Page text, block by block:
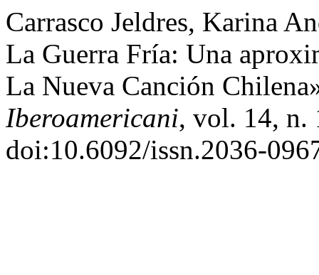
Carrasco Jeldres, Karina
La Guerra Fría: Una
La Nueva Canción
Iberoamericani, vol. 14, n.
doi:10.6092/issn.2036-